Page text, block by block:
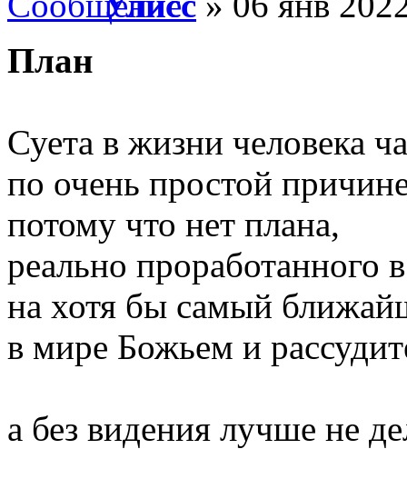
План
Суета в жизни человека
по очень простой
потому что нет плана,
реально проработанного в
на хотя бы самый
в мире Божьем и
а без видения лучше не